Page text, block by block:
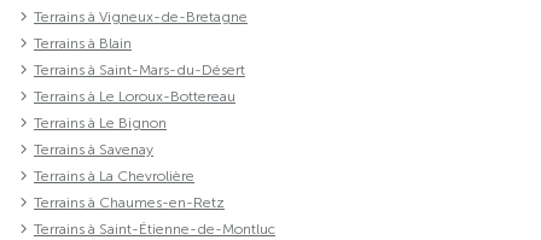
Terrains à Vigneux-de-Bretagne
Terrains à Blain
Terrains à Saint-Mars-du-Désert
Terrains à Le Loroux-Bottereau
Terrains à Le Bignon
Terrains à Savenay
Terrains à La Chevrolière
Terrains à Chaumes-en-Retz
Terrains à Saint-Étienne-de-Montluc